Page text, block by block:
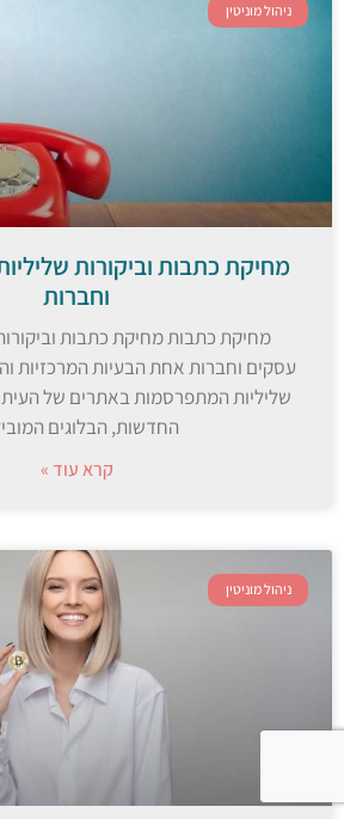
ניהול מוניטין
מחיקת כתבות וביקורות
וחברות
מחיקת כתבות מחיקת כתבות
עסקים וחברות אחת הבעיות המרכזיות
שליליות המתפרסמות באתרים של
החדשות, הבלוגים
קרא עוד »
ניהול מוניטין